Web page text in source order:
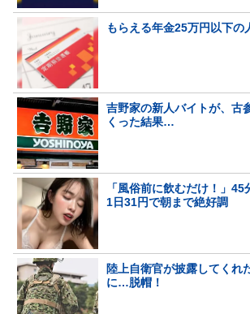
もらえる年金25万円以下の
吉野家の新人バイトが、古
くった結果…
「風俗前に飲むだけ！」45
1日31円で朝まで絶好調
陸上自衛官が披露してくれ
に…脱帽！